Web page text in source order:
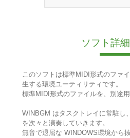
ソフト詳
このソフトは標準MIDI形式のファ
生する環境ユーティリティです。
標準MIDI形式のファイルを、別途用
WINBGM はタスクトレイに常駐し
を次々と演奏していきます。
無音で退屈な WINDOWS環境から